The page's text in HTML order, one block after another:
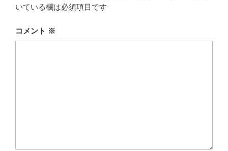
いている欄は必須項目です
コメント ※